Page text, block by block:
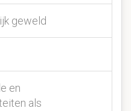
geweld
en
als